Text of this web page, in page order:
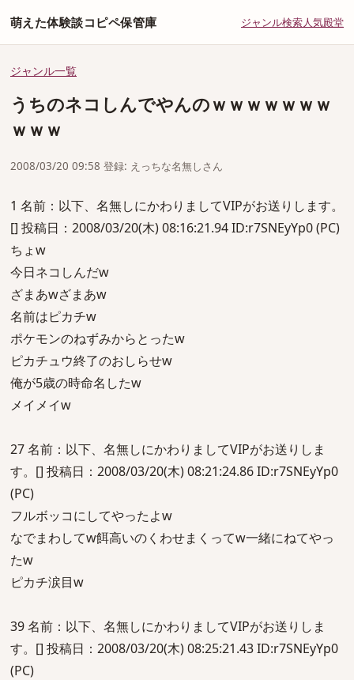
萌えた体験談コピペ保管庫 ジャンル検索人気殿堂
ジャンル一覧
うちのネコしんでやんのｗｗｗｗｗｗｗ
ｗｗｗ
2008/03/20 09:58 登録: えっちな名無しさん
1 名前：以下、名無しにかわりましてVIPがお送りします。
[] 投稿日：2008/03/20(木) 08:16:21.94 ID:r7SNEyYp0 (PC)
ちょw
今日ネコしんだw
ざまあwざまあw
名前はピカチw
ポケモンのねずみからとったw
ピカチュウ終了のおしらせw
俺が5歳の時命名したw
メイメイw
27 名前：以下、名無しにかわりましてVIPがお送りしま
す。[] 投稿日：2008/03/20(木) 08:21:24.86 ID:r7SNEyYp0
(PC)
フルボッコにしてやったよw
なでまわしてw餌高いのくわせまくってw一緒にねてやっ
たw
ピカチ涙目w
39 名前：以下、名無しにかわりましてVIPがお送りしま
す。[] 投稿日：2008/03/20(木) 08:25:21.43 ID:r7SNEyYp0
(PC)